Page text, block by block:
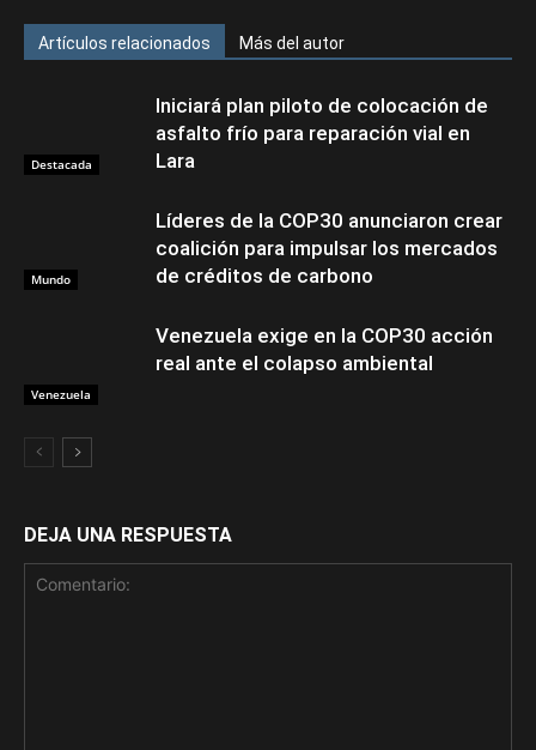
Artículos relacionados Más del autor
Destacada
Iniciará plan piloto de colocación de
asfalto frío para reparación vial en
Lara
Mundo
Líderes de la COP30 anunciaron crear
coalición para impulsar los mercados
de créditos de carbono
Venezuela
Venezuela exige en la COP30 acción
real ante el colapso ambiental
DEJA UNA RESPUESTA